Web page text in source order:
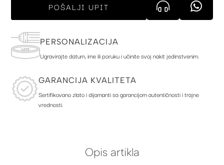
POŠALJI UPIT
PERSONALIZACIJA
Ugravirajte datum, ime ili poruku i učinite svoj nakit jedinstvenim.
GARANCIJA KVALITETA
Sertifikovano zlato i dijamanti sa garancijom autentičnosti i trajne
vrednosti.
Opis artikla